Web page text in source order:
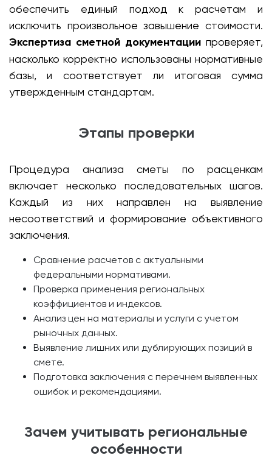
обеспечить единый подход к расчетам и
исключить произвольное завышение стоимости.
Экспертиза сметной документации проверяет,
насколько корректно использованы нормативные
базы, и соответствует ли итоговая сумма
утвержденным стандартам.
Этапы проверки
Процедура анализа сметы по расценкам
включает несколько последовательных шагов.
Каждый из них направлен на выявление
несоответствий и формирование объективного
заключения.
Сравнение расчетов с актуальными
федеральными нормативами.
Проверка применения региональных
коэффициентов и индексов.
Анализ цен на материалы и услуги с учетом
рыночных данных.
Выявление лишних или дублирующих позиций в
смете.
Подготовка заключения с перечнем выявленных
ошибок и рекомендациями.
Зачем учитывать региональные
особенности